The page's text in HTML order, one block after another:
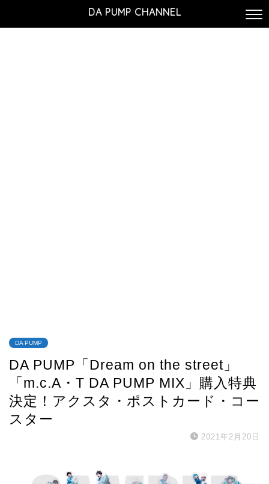
DA PUMP CHANNEL
DA PUMP
DA PUMP「Dream on the street」
「m.c.A・T DA PUMP MIX」購入特典
決定！アクスタ・ポストカード・コー
スター
2021年2月20日